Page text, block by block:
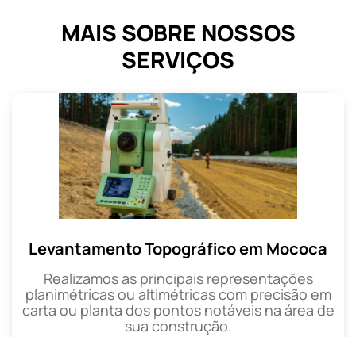
MAIS SOBRE NOSSOS
SERVIÇOS
Levantamento Topográfico em Mococa
Realizamos as principais representações
planimétricas ou altimétricas com precisão em
carta ou planta dos pontos notáveis na área de
sua construção.